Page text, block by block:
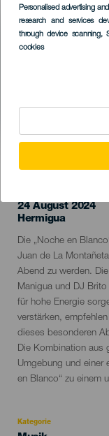
Personalised advertising
research and services
through device scanning,
cookies
Imagen
Listado
VERGANGENE
24 August 2024
Localidad
Hermigua
Descripción
del
evento
Die „Noche en
Juan de La
Abend zu werden.
Manigua und DJ
für hohe Energie
verstärken,
dieses besonderen
Die Kombination aus
Umgebung und einer
en Blanco“ zu einem
Kategorie